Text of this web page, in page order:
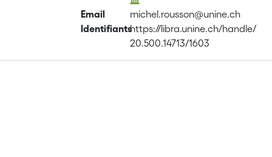
Email
michel.rousson@unine.ch
Identifiantshttps://libra.unine.ch/handle/
20.500.14713/1603